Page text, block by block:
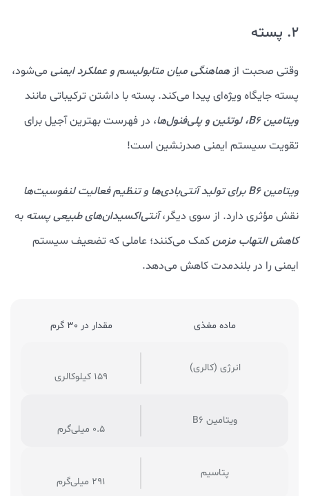
2. پسته
وقتی صحبت از هماهنگی میان متابولیسم و عملکرد ایمنی می‌شود،
پسته جایگاه ویژه‌ای پیدا می‌کند. پسته با داشتن ترکیباتی مانند
ویتامین B6، لوتئین و پلی‌فنول‌ها
، در فهرست بهترین آجیل برای
تقویت سیستم ایمنی صدرنشین است!
ویتامین B6 برای تولید آنتی‌بادی‌ها و تنظیم فعالیت لنفوسیت‌ها
نقش مؤثری دارد. از سوی دیگر،آنتی‌اکسیدان‌های طبیعی پسته به
کاهش التهاب مزمنکمک می‌کنند؛ عاملی که تضعیف سیستم
ایمنی را در بلندمدت کاهش می‌دهد.
ماده مغذی مقدار در 30 گرم
انرژی (کالری)
159 کیلوکالری
ویتامین B6
0.5 میلی‌گرم
پتاسیم
291 میلی‌گرم